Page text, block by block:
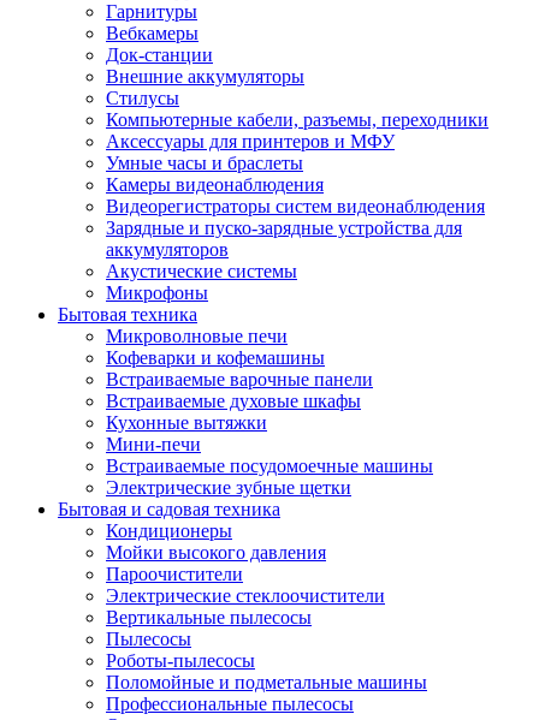
Гарнитуры
Вебкамеры
Док-станции
Внешние аккумуляторы
Стилусы
Компьютерные кабели, разъемы, переходники
Аксессуары для принтеров и МФУ
Умные часы и браслеты
Камеры видеонаблюдения
Видеорегистраторы систем видеонаблюдения
Зарядные и пуско-зарядные устройства для
аккумуляторов
Акустические системы
Микрофоны
Бытовая техника
Микроволновые печи
Кофеварки и кофемашины
Встраиваемые варочные панели
Встраиваемые духовые шкафы
Кухонные вытяжки
Мини-печи
Встраиваемые посудомоечные машины
Электрические зубные щетки
Бытовая и садовая техника
Кондиционеры
Мойки высокого давления
Пароочистители
Электрические стеклоочистители
Вертикальные пылесосы
Пылесосы
Роботы-пылесосы
Поломойные и подметальные машины
Профессиональные пылесосы